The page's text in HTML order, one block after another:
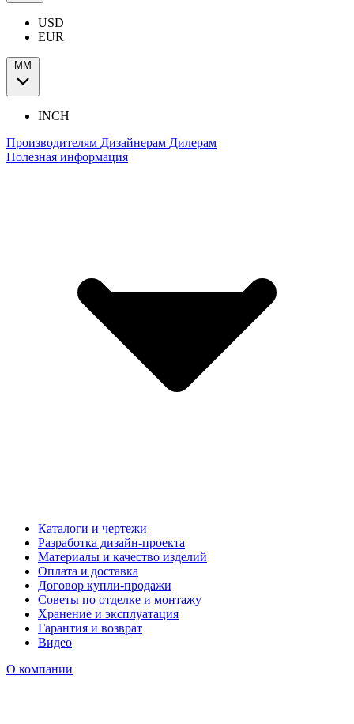
USD
EUR
ММ
INCH
Производителям Дизайнерам Дилерам
Полезная информация
Каталоги и чертежи
Разработка дизайн-проекта
Материалы и качество изделий
Оплата и доставка
Договор купли-продажи
Советы по отделке и монтажу
Хранение и эксплуатация
Гарантия и возврат
Видео
О компании